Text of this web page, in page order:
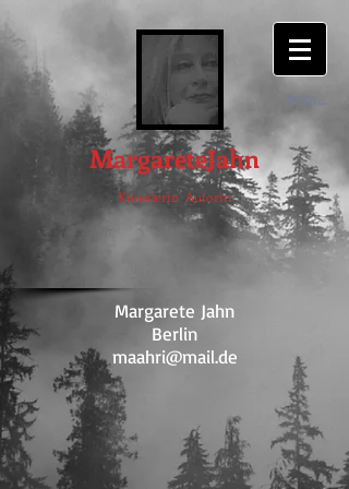
Anmelden
MargareteJahn
Künstlerin Autorin
Margarete Jahn
Berlin
maahri@mail.de